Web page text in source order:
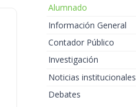
Alumnado
Información General
Contador Público
Investigación
Noticias institucionales
Debates